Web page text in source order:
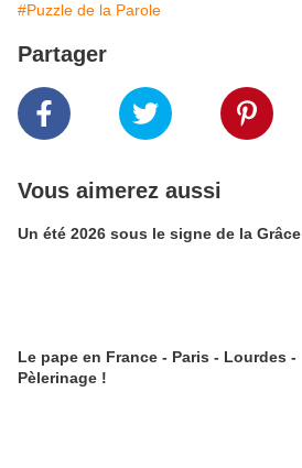
#Puzzle de la Parole
Partager
Vous aimerez aussi
Un été 2026 sous le signe de la Grâce
Le pape en France - Paris - Lourdes -
Pèlerinage !